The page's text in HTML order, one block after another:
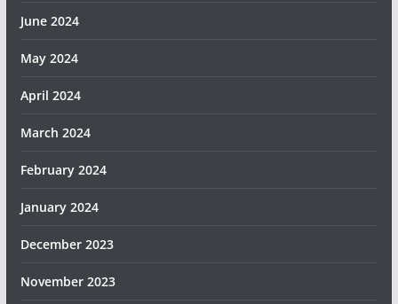
June 2024
May 2024
April 2024
March 2024
February 2024
January 2024
December 2023
November 2023